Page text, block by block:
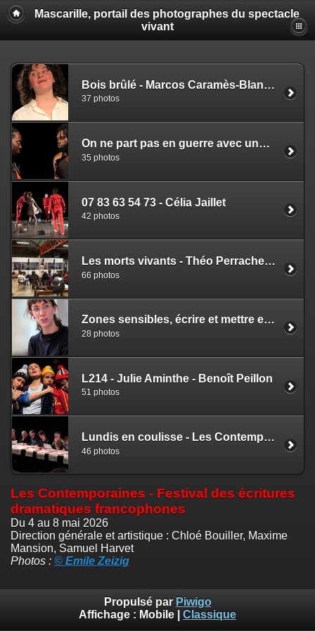
Mascarille, portail des photographes du spectacle
vivant
Bois brûlé - Marcos Caramès-Blanco - Jonathan Mallard
37 photos
On ne part pas en guerre avec une vie qui danse ! Phannuelle Tommy Lincifort - Vanessa Amaral
35 photos
07 83 63 54 73 - Célia Jaillet
42 photos
Les morts vivants - Théo Perrache - Sarah Delaby-Rochette
66 photos
Zones sensibles, écrire et mettre en jeu l'intime
28 photos
L214 - Julie Aminthe - Benoît Peillon
51 photos
Lundis en coulisse - Les Contemporaines
46 photos
Les Contemporaines - Festival des écritures
dramatiques francophones
Du 4 au 8 mai 2026
Direction générale et artistique : Chloé Bouiller, Maxime
Mansion, Samuel Harvet
Photos : © Emile Zeizig
Propulsé par Piwigo
Affichage : Mobile Classique